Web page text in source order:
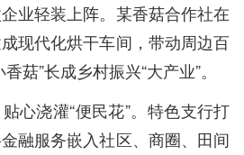
业轻装上阵。某香菇合作社在
现代化烘干车间，带动周边百
菇”长成乡村振兴“大产业”。
心浇灌“便民花”。特色支行打
融服务嵌入社区、商圈、田间